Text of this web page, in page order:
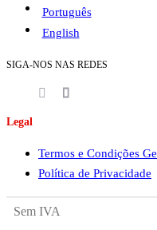
Português
English
SIGA-NOS NAS REDES
Legal
Termos e Condições
Política de Privacidade
Sem IVA